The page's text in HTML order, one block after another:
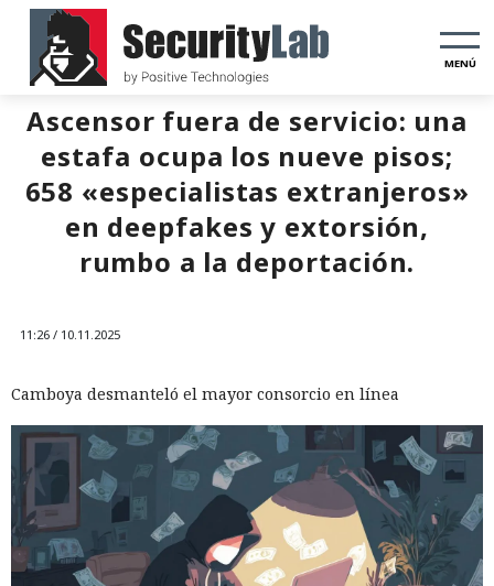
MENÚ
Ascensor fuera de servicio: una
estafa ocupa los nueve pisos;
658 «especialistas extranjeros»
en deepfakes y extorsión,
rumbo a la deportación.
11:26 / 10.11.2025
Camboya desmanteló el mayor consorcio en línea